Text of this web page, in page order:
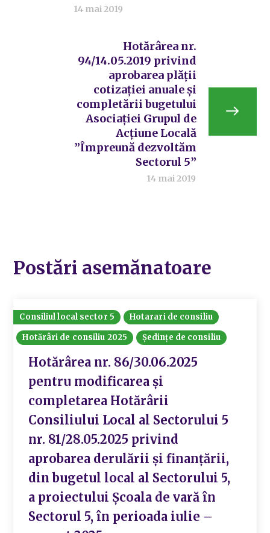
14 mai 2019
Hotărârea nr.
94/14.05.2019 privind
aprobarea plății
cotizației anuale și
completării bugetului
Asociației Grupul de
Acțiune Locală
”Împreună dezvoltăm
Sectorul 5”
14 mai 2019
Postări asemănatoare
Consiliul local sector 5
Hotarari de consiliu
Hotărâri de consiliu 2025
Ședințe de consiliu
Hotărârea nr. 86/30.06.2025
pentru modificarea și
completarea Hotărârii
Consiliului Local al Sectorului 5
nr. 81/28.05.2025 privind
aprobarea derulării și finanțării,
din bugetul local al Sectorului 5,
a proiectului Școala de vară în
Sectorul 5, în perioada iulie –